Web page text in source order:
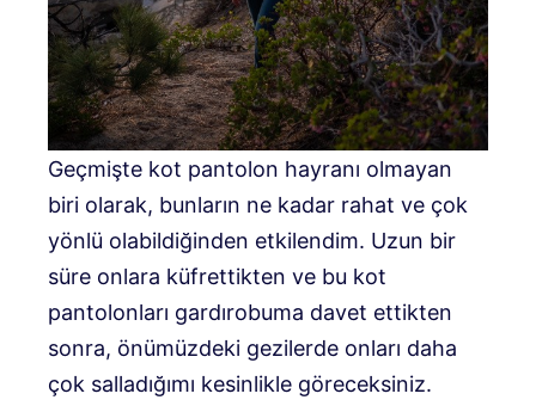
Geçmişte kot pantolon hayranı olmayan
biri olarak, bunların ne kadar rahat ve çok
yönlü olabildiğinden etkilendim. Uzun bir
süre onlara küfrettikten ve bu kot
pantolonları gardırobuma davet ettikten
sonra, önümüzdeki gezilerde onları daha
çok salladığımı kesinlikle göreceksiniz.